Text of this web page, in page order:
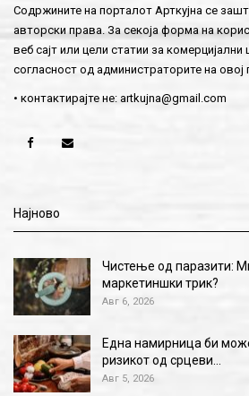
Содржините на порталот Арткујна се
авторски права. За секоја форма на
веб сајт или цели статии за
согласност од администраторите на овој
• контактирајте не: artkujna@gmail.com
Најново
Чистење од паразити:
маркетиншки трик?
Авг 6, 2026
Една намирница би
ризикот од срцеви…
Авг 5, 2026